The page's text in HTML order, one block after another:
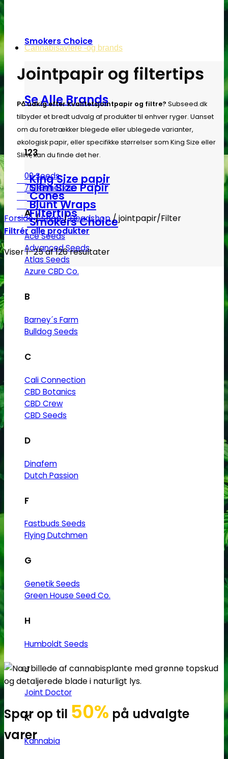
Cannabisavlere -og brands
Se Alle Brands
123
00 Seeds
710 Genetics
A
Ace Seeds
Advanced Seeds
Atlas Seeds
Azure CBD Co.
B
Barney´s Farm
Bulldog Seeds
C
Cali Connection
CBD Botanics
CBD Crew
CBD Seeds
D
Dinafem
Dutch Passion
F
Fastbuds Seeds
Flying Dutchmen
G
Genetik Seeds
Green House Seed Co.
H
Humboldt Seeds
J
Joint Doctor
K
Kannabia
Smokers Choice
Jointpapir og filtertips
På udkig efter kvalitetsjointpapir og filtre? Subseed.dk
tilbyder et bredt udvalg af produkter til enhver ryger. Uanset
om du foretrækker blegede eller ublegede varianter,
økologisk papir, eller specifikke størrelser som King Size eller
Slim, kan du finde det her.
King Size papir
Slim Size Papir
Cones
Blunt Wraps
Filtertips
Smokers Choice
Forside/Shop/Headshop/jointpapir/Filter
Filtrér alle produkter
Viser 1–25 af 126 resultater
Spar op til 50% på udvalgte
varer